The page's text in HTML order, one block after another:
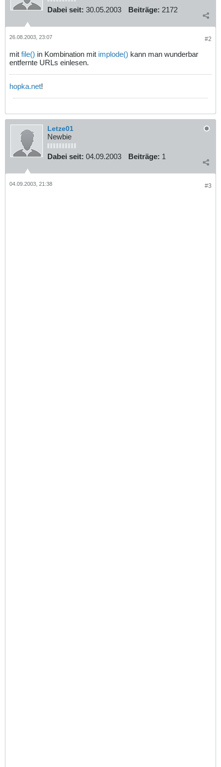
Dabei seit: 30.05.2003 Beiträge: 2172
#2
26.08.2003, 23:07
mit file() in Kombination mit implode() kann man wunderbar
entfernte URLs einlesen.
hopka.net!
Letze01
Newbie
Dabei seit: 04.09.2003 Beiträge: 1
#3
04.09.2003, 21:38